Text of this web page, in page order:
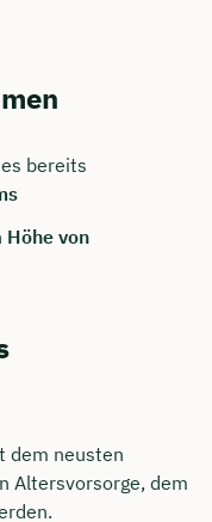
bereits
Höhe von
dem neusten
Altersvorsorge, dem